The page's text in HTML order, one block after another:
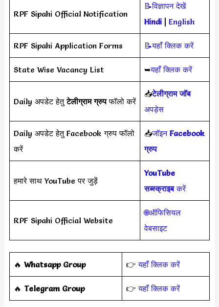
RPF Sipahi Official Notification
📝विज्ञापन देखें
Hindi| English
RPF Sipahi Application Forms 📝यहाँ क्लिक करें
State Wise Vacancy List ➥यहाँ क्लिक करें
Daily अपडेट हेतुटेलीग्राम ग्रुपफॉलो करें
📥टेलीग्राम जॉब
अपड़ेस
Daily अपडेट हेतु Facebook ग्रुप फॉलो
करें
📥जॉइन Facebook
ग्रुप
हमारे साथ YouTube पर जुड़ें
YouTube
सब्स्क्राइबकरें
RPF Sipahi Official Website
🌐ऑफिसियल
वेबसाइट
‎️‍🔥 Whatsapp Group 👉यहाँ क्लिक करें
‎️‍🔥 Telegram Group 👉यहाँ क्लिक करें